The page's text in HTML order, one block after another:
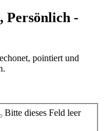
Persönlich -
pointiert und
Bitte dieses Feld leer